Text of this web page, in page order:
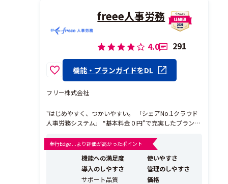
freee人事労務
4.0 291
機能・プランガイドをDL
フリー株式会社
"はじめやすく、つかいやすい。 「シェアNo.1クラウド
人事労務システム」 “基本料金０円”で充実したプランの
もあらゆる労務業務を自動化！ 【freee人事労務でできる
こと】 ・ルーティン業務を効率化し、最大84.5%の業務
を削減。 ・「自...
奉行Edge ...より評価が高かったポイント
機能への満足度
使いやすさ
導入のしやすさ
管理のしやすさ
サポート品質
価格